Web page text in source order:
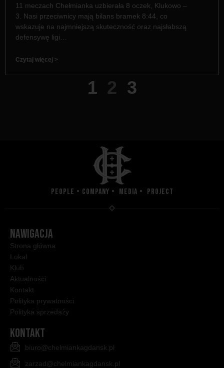
11 meczach Chełmianka uzbierała 8 oczek, Klukowo –
3. Nasi przeciwnicy mają bilans bramek 8:44, co
wskazuje na najmniejszą skuteczność oraz najsłabszą
defensywę ligi…
Czytaj więcej >
1 2 3
People • Company • Media • Project
NAWIGACJA
Strona główna
Lokal
Klub
Aktualności
Kontakt
Polityka prywatności
Polityka sprzedaży
KONTAKT
biuro@chelmiankagdansk.pl
zarzad@chelmiankagdansk.pl